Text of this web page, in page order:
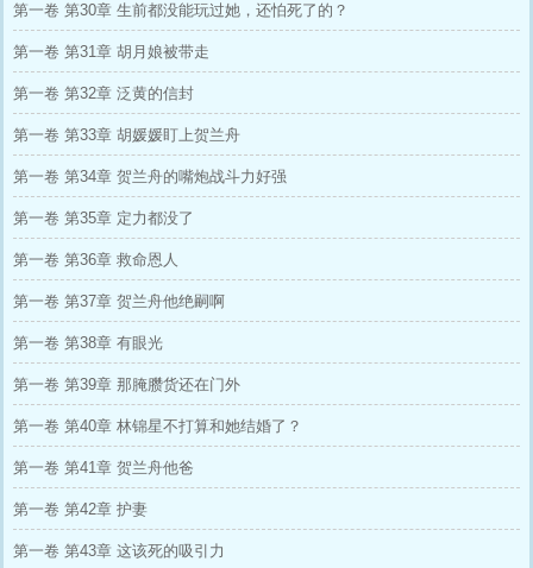
第一卷 第30章 生前都没能玩过她，还怕死了的？
第一卷 第31章 胡月娘被带走
第一卷 第32章 泛黄的信封
第一卷 第33章 胡媛媛盯上贺兰舟
第一卷 第34章 贺兰舟的嘴炮战斗力好强
第一卷 第35章 定力都没了
第一卷 第36章 救命恩人
第一卷 第37章 贺兰舟他绝嗣啊
第一卷 第38章 有眼光
第一卷 第39章 那腌臜货还在门外
第一卷 第40章 林锦星不打算和她结婚了？
第一卷 第41章 贺兰舟他爸
第一卷 第42章 护妻
第一卷 第43章 这该死的吸引力